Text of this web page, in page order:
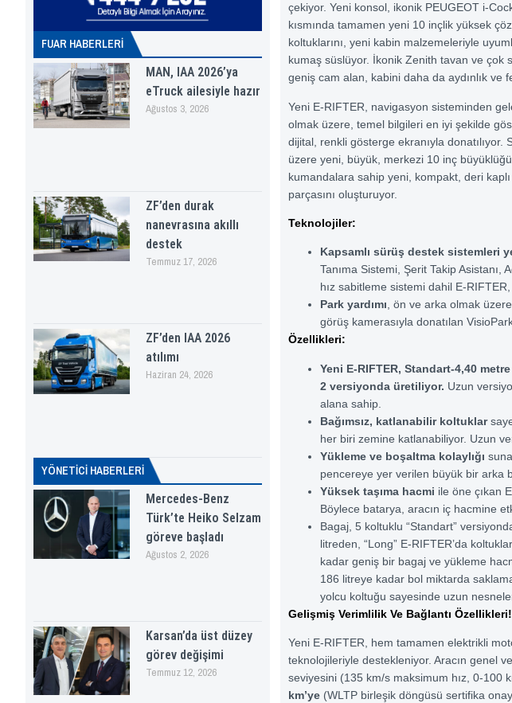
FUAR HABERLERI
MAN, IAA 2026’ya
eTruck ailesiyle hazır
Ağustos 3, 2026
ZF’den durak
nanevrasına akıllı
destek
Temmuz 17, 2026
ZF’den IAA 2026
atılımı
Haziran 24, 2026
YÖNETICI HABERLERI
Mercedes-Benz
Türk’te Heiko Selzam
göreve başladı
Ağustos 2, 2026
Karsan’da üst düzey
görev değişimi
Temmuz 12, 2026
çekiyor. Yeni konsol, ikonik PEUGEOT i-
kısmında tamamen yeni 10 inçlik yüksek
koltuklarını, yeni kabin malzemeleriyle
kumaş süslüyor. İkonik Zenith tavan ve çok
geniş cam alan, kabini daha da aydınlık ve
Yeni E-RIFTER, navigasyon sisteminden
olmak üzere, temel bilgileri en iyi şekilde
dijital, renkli gösterge ekranıyla
üzere yeni, büyük, merkezi 10 inç
kumandalara sahip yeni, kompakt, deri
parçasını oluşturuyor.
Teknolojiler:
Kapsamlı sürüş destek sistemleri
Tanıma Sistemi, Şerit Takip Asistanı,
hız sabitleme sistemi dahil E-
Park yardımı, ön ve arka olmak
görüş kamerasıyla donatılan
Özellikleri:
Yeni E-RIFTER, Standart-4,40
2 versiyonda üretiliyor. Uzun
alana sahip.
Bağımsız, katlanabilir koltuklar
her biri zemine katlanabiliyor. Uzun
Yükleme ve boşaltma kolaylığı
pencereye yer verilen büyük bir arka
Yüksek taşıma hacmi ile öne çıkan
Böylece batarya, aracın iç hacmine
Bagaj, 5 koltuklu “Standart”
litreden, “Long” E-RIFTER’da
kadar geniş bir bagaj ve yükleme
186 litreye kadar bol miktarda
yolcu koltuğu sayesinde uzun
Gelişmiş Verimlilik Ve Bağlantı Özellikleri!
Yeni E-RIFTER, hem tamamen elektrikli
teknolojileriyle destekleniyor. Aracın genel
seviyesini (135 km/s maksimum hız, 0-100
km’ye (WLTP birleşik döngüsü sertifika